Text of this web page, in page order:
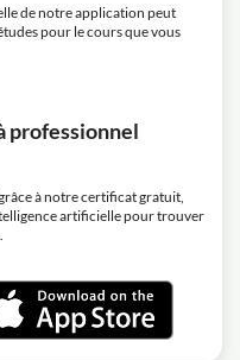
de notre application peut
pour le cours que vous
professionnel
à notre certificat gratuit,
artificielle pour trouver